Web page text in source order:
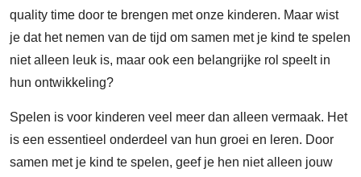
quality time door te brengen met onze kinderen. Maar wist
je dat het nemen van de tijd om samen met je kind te spelen
niet alleen leuk is, maar ook een belangrijke rol speelt in
hun ontwikkeling?
Spelen is voor kinderen veel meer dan alleen vermaak. Het
is een essentieel onderdeel van hun groei en leren. Door
samen met je kind te spelen, geef je hen niet alleen jouw